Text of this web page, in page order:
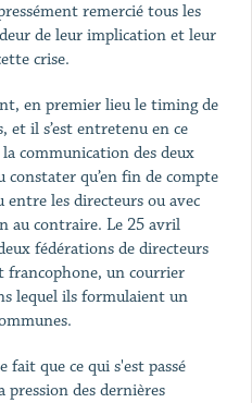
remercié tous les
de leur implication et leur
crise.
en premier lieu le timing de
et il s’est entretenu en ce
la communication des deux
constater qu’en fin de compte
les directeurs ou avec
au contraire. Le 25 avril
fédérations de directeurs
francophone, un courrier
lequel ils formulaient un
que ce qui s'est passé
pression des dernières